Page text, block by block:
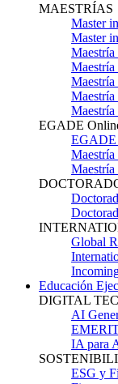
MAESTRÍAS
Master
Master
Maestría
Maestría
Maestría
Maestría
EGADE
Maestría
Global
Educación
DIGITAL
AI
IA para
ESG y